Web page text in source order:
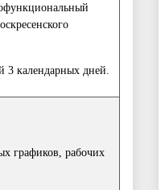
3 календарных дней.
графиков, рабочих